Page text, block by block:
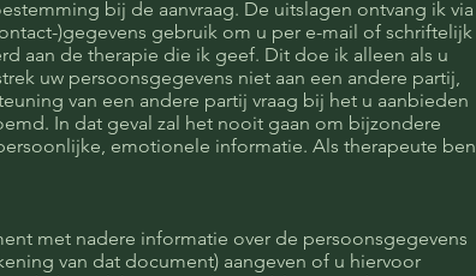
bij de aanvraag. De uitslagen ontvang ik via
)gegevens gebruik om u per e-mail of schriftelijk
aan de therapie die ik geef. Dit doe ik alleen als u
uw persoonsgegevens niet aan een andere partij,
van een andere partij vraag bij het u aanbieden
In dat geval zal het nooit gaan om bijzondere
emotionele informatie. Als therapeute ben
met nadere informatie over de persoonsgegevens
van dat document) aangeven of u hiervoor